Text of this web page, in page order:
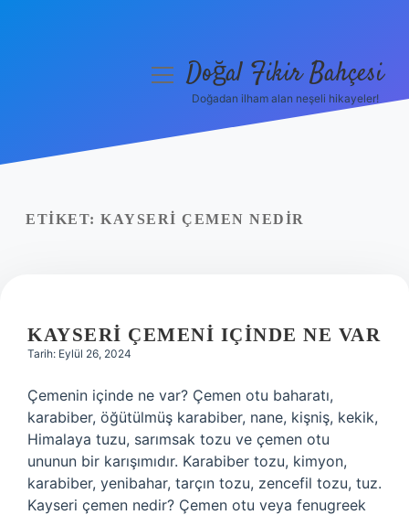
Yasal Uyarı
menüyüDoğal Fikir Bahçesi
Doğadan ilham alan neşeli hikayeler!
ETIKET: KAYSERI ÇEMEN NEDIR
KAYSERI ÇEMENI IÇINDE NE VAR
Tarih: Eylül 26, 2024
Çemenin içinde ne var? Çemen otu baharatı,
karabiber, öğütülmüş karabiber, nane, kişniş, kekik,
Himalaya tuzu, sarımsak tozu ve çemen otu
ununun bir karışımıdır. Karabiber tozu, kimyon,
karabiber, yenibahar, tarçın tozu, zencefil tozu, tuz.
Kayseri çemen nedir? Çemen otu veya fenugreek